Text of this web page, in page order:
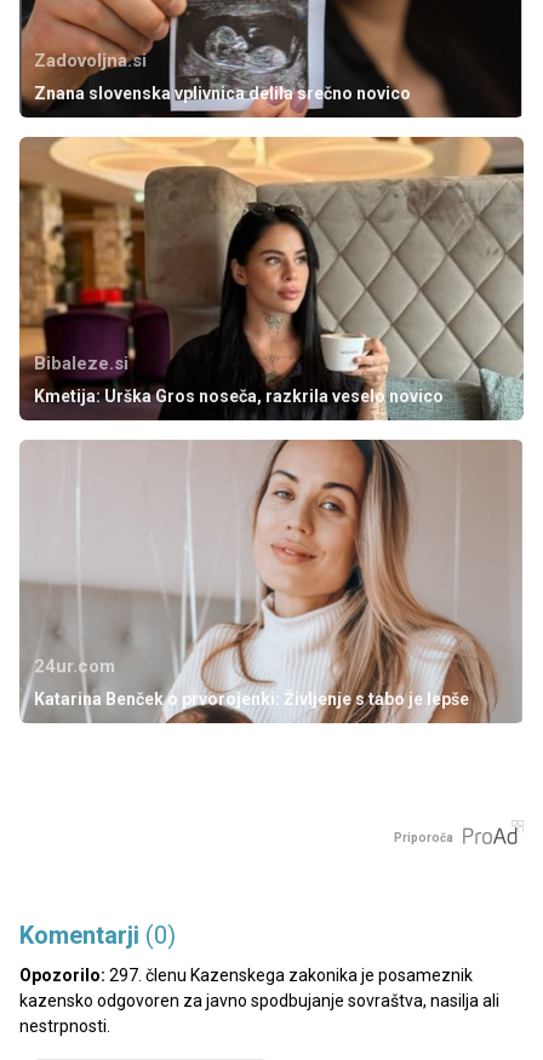
Zadovoljna.si
Znana slovenska vplivnica delila srečno novico
Bibaleze.si
Kmetija: Urška Gros noseča, razkrila veselo novico
24ur.com
Katarina Benček o prvorojenki: Življenje s tabo je lepše
Priporoča
Komentarji (0)
Opozorilo: 297. členu Kazenskega zakonika je posameznik
kazensko odgovoren za javno spodbujanje sovraštva, nasilja ali
nestrpnosti.